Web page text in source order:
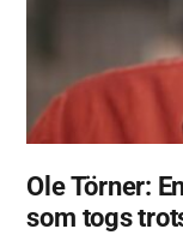
Ole Törner:
som togs